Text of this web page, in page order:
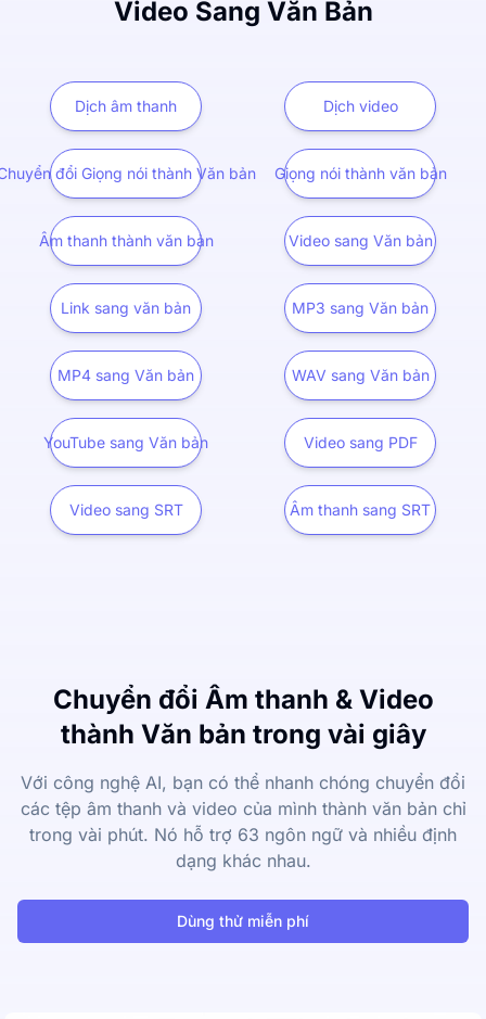
Video Sang Văn Bản
Dịch âm thanh Dịch video
đổi Giọng nói thành Văn bản Giọng nói thành văn bản
Âm thanh thành văn bản Video sang Văn bản
Link sang văn bản MP3 sang Văn bản
MP4 sang Văn bản WAV sang Văn bản
YouTube sang Văn bản Video sang PDF
Video sang SRT Âm thanh sang SRT
Chuyển đổi Âm thanh & Video
thành Văn bản trong vài giây
Với công nghệ AI, bạn có thể nhanh chóng chuyển đổi
các tệp âm thanh và video của mình thành văn bản chỉ
trong vài phút. Nó hỗ trợ 63 ngôn ngữ và nhiều định
dạng khác nhau.
Dùng thử miễn phí